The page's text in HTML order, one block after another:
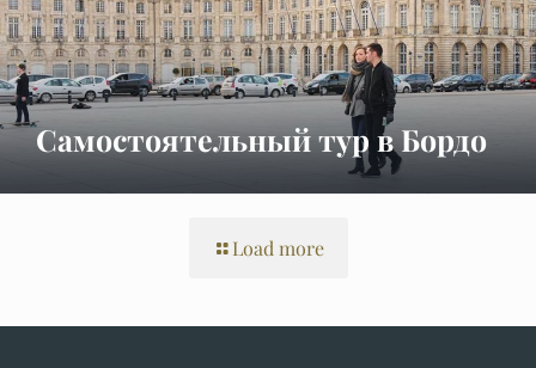
Самостоятельный тур в Бордо
Load more